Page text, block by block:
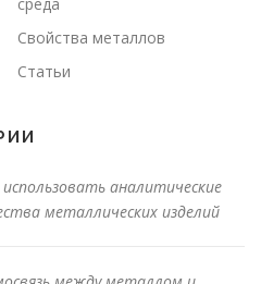
Свойства металлов
Статьи
использовать аналитические
металлических изделий